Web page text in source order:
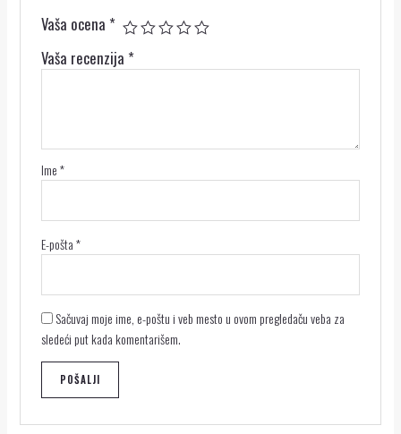
Vaša ocena *
Vaša recenzija *
Ime*
E-pošta*
Sačuvaj moje ime, e-poštu i veb mesto u ovom pregledaču veba za
sledeći put kada komentarišem.